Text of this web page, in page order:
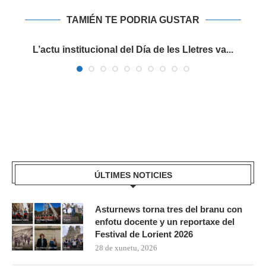
TAMIÉN TE PODRIA GUSTAR
L’actu institucional del Día de les Lletres va...
ÚLTIMES NOTICIES
Asturnews torna tres del branu con
enfotu docente y un reportaxe del
Festival de Lorient 2026
28 de xunetu, 2026